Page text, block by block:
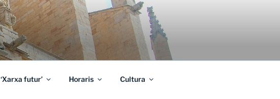
‘Xarxa futur’ Horaris Cultura